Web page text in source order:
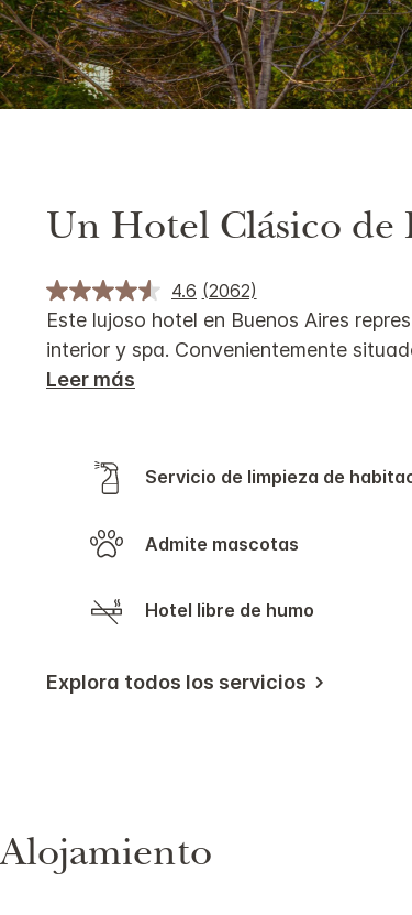
Un Hotel Clásico de
4.6 (2062)
Este lujoso hotel en Buenos Aires
interior y spa. Convenientemente
Leer más
Servicio de limpieza de
Admite mascotas
Hotel libre de humo
Explora todos los servicios
Alojamiento